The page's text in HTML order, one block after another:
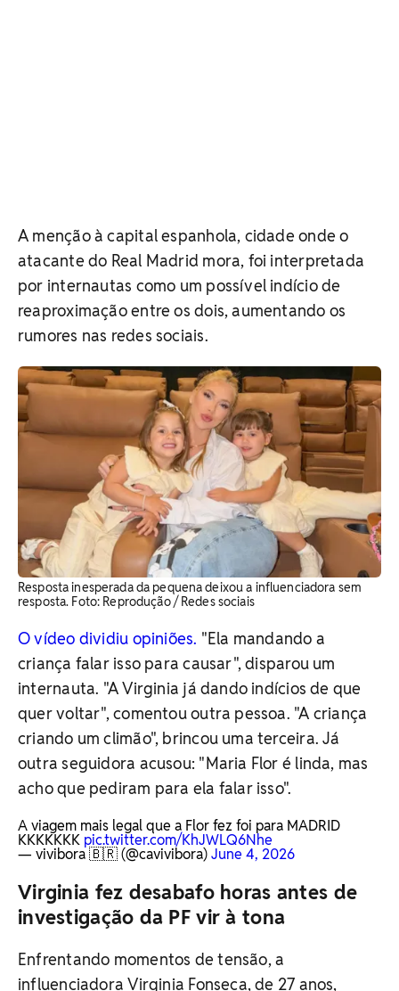
A menção à capital espanhola, cidade onde o
atacante do Real Madrid mora, foi interpretada
por internautas como um possível indício de
reaproximação entre os dois, aumentando os
rumores nas redes sociais.
Resposta inesperada da pequena deixou a influenciadora sem
resposta. ​Foto: Reprodução / Redes sociais
O vídeo dividiu opiniões. "Ela mandando a
criança falar isso para causar", disparou um
internauta. "A Virginia já dando indícios de que
quer voltar", comentou outra pessoa. "A criança
criando um climão", brincou uma terceira. Já
outra seguidora acusou: "Maria Flor é linda, mas
acho que pediram para ela falar isso".
A viagem mais legal que a Flor fez foi para MADRID
KKKKKKK pic.twitter.com/KhJWLQ6Nhe
— vivibora 🇧🇷 (@cavivibora)June 4, 2026
Virginia fez desabafo horas antes de
investigação da PF vir à tona
Enfrentando momentos de tensão, a
influenciadora Virginia Fonseca, de 27 anos,